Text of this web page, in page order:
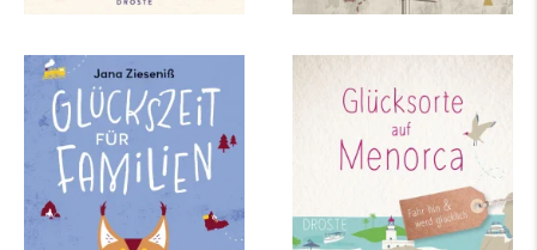
Jana Zieseniß
Glückszeit für
Familien – Harz
mehr Infos …
Petra Sparrer
Glücksorte auf
Menorca
mehr Infos …